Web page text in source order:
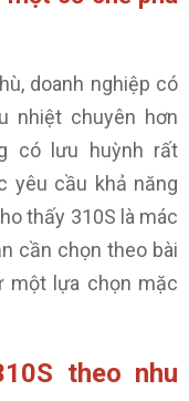
doanh nghiệp có
nhiệt chuyên hơn
có lưu huỳnh rất
yêu cầu khả năng
thấy 310S là mác
cần chọn theo bài
một lựa chọn mặc
theo nhu